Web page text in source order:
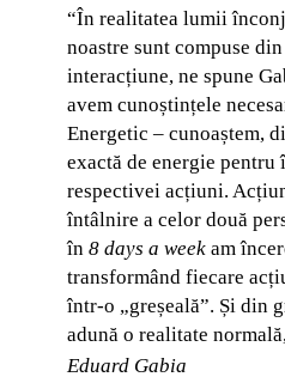
“În realitatea lumii
noastre sunt compuse
interacțiune, ne spune
avem cunoștințele
Energetic – cunoaștem,
exactă de energie
respectivei acțiuni.
întâlnire a celor două
în 8 days a week am
transformând fiecare
într-o „greșeală”. Și din
adună o realitate
Eduard Gabia